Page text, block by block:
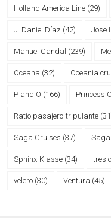
Holland America Line (29)
J. Daniel Díaz (42) Jose
Manuel Candal (239)
Oceana (32) Oceania
P and O (166) Princess
Ratio pasajero-tripulante
Saga Cruises (37) Saga
Sphinx-Klasse (34) tres
velero (30) Ventura (45)